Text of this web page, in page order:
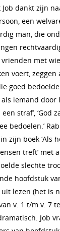
Job dankt zijn
een
man, die
met
voert, zeggen
goed
iemand door
een straf’, ‘God
bedoelen.’
zijn boek ‘Als
treft’ met
slechte
hoofdstuk
uit lezen (het is
v. 1 t/m v. 7
Job